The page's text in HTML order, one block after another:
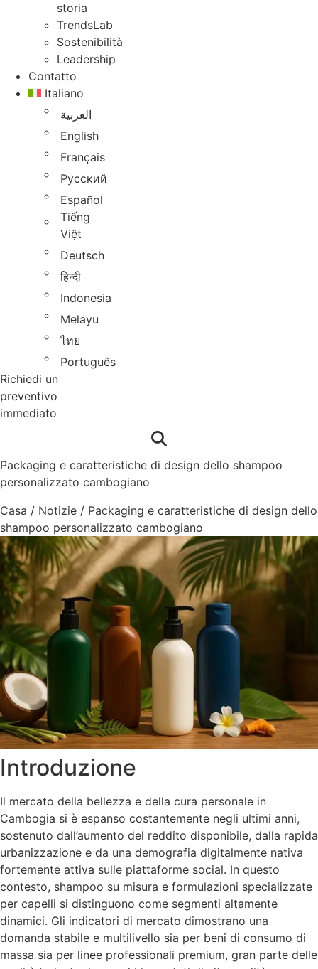
storia
TrendsLab
Sostenibilità
Leadership
Contatto
Italiano
العربية
English
Français
Русский
Español
Tiếng
Việt
Deutsch
हिन्दी
Indonesia
Melayu
ไทย
Português
Richiedi un
preventivo
immediato
Packaging e caratteristiche di design dello shampoo
personalizzato cambogiano
Casa / Notizie / Packaging e caratteristiche di design dello
shampoo personalizzato cambogiano
Introduzione
Il mercato della bellezza e della cura personale in
Cambogia si è espanso costantemente negli ultimi anni,
sostenuto dall’aumento del reddito disponibile, dalla rapida
urbanizzazione e da una demografia digitalmente nativa
fortemente attiva sulle piattaforme social. In questo
contesto, shampoo su misura e formulazioni specializzate
per capelli si distinguono come segmenti altamente
dinamici. Gli indicatori di mercato dimostrano una
domanda stabile e multilivello sia per beni di consumo di
massa sia per linee professionali premium, gran parte delle